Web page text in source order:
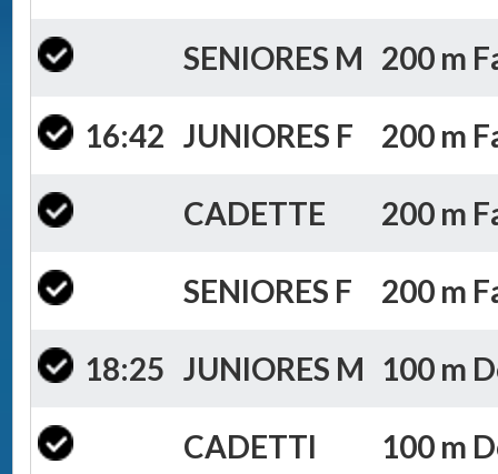
SENIORES M 200 m
16:42 JUNIORES F 200 m
CADETTE 200 m
SENIORES F 200 m
18:25 JUNIORES M 100 m
CADETTI 100 m